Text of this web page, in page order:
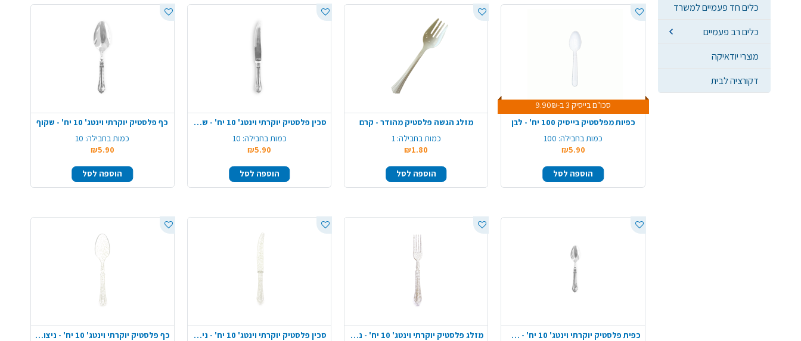
כלים חד פעמיים למשרד
כלים רב פעמיים
מוצרי יודאיקה
דקורציה לבית
סכו"ם בייסיק 3 ב-9.90₪
כפיות מפלסטיק בייסיק 100 יח' - לבן
כמות בחבילה: 100
₪5.90
הוספה לסל
מזלג הגשה פלסטיק מהודר - קרם
כמות בחבילה: 1
₪1.80
הוספה לסל
סכין פלסטיק יוקרתי וינטג' 10 יח' - שקוף
כמות בחבילה: 10
₪5.90
הוספה לסל
כף פלסטיק יוקרתי וינטג' 10 יח' - שקוף
כמות בחבילה: 10
₪5.90
הוספה לסל
כפית פלסטיק יוקרתי וינטג' 10 יח' - שקוף
מזלג פלסטיק יוקרתי וינטג' 10 יח' - ניצוצות זהב
סכין פלסטיק יוקרתי וינטג' 10 יח' - ניצוצות זהב
כף פלסטיק יוקרתי וינטג' 10 יח' - ניצוצות זהב